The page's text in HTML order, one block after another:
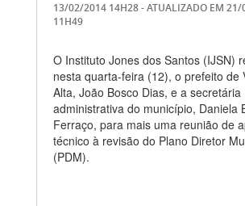
13/02/2014 14H28- ATUALIZADO EM 21/
11H49
O Instituto Jones dos Santos (IJSN)
nesta quarta-feira (12), o prefeito de
Alta, João Bosco Dias, e a secretária
administrativa do município, Daniela
Ferraço, para mais uma reunião de
técnico à revisão do Plano Diretor
(PDM).